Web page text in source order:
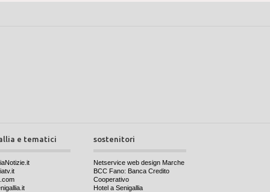
e tematici sostenitori
Netservice web design Marche
BCC Fano: Banca Credito
Cooperativo
Hotel a Senigallia